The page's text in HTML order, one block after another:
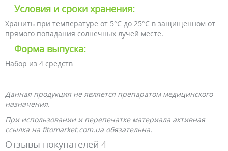
Условия и сроки хранения:
Хранить при температуре от 5°С до 25°С в защищенном от
прямого попадания солнечных лучей месте.
Форма выпуска:
Набор из 4 средств
Данная продукция не является препаратом медицинского
назначения.
При использовании и перепечатке материала активная
ссылка на fitomarket.com.ua обязательна.
Отзывы покупателей 4